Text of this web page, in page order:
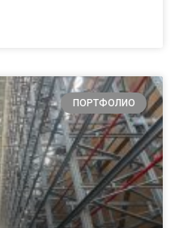
ПОРТФОЛИО